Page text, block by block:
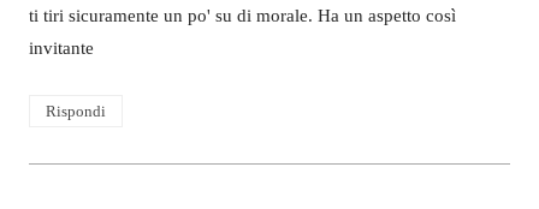
ti tiri sicuramente un po' su di morale. Ha un aspetto così
invitante
Rispondi